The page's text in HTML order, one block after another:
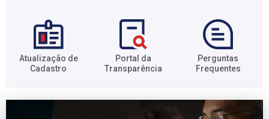
Atualização de
Cadastro​
Portal da
Transparência​
Perguntas
Frequentes​